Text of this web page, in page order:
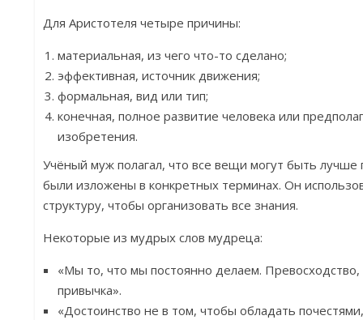
Для Аристотеля четыре причины:
материальная, из чего что-то сделано;
эффективная, источник движения;
формальная, вид или тип;
конечная, полное развитие человека или
изобретения.
Учёный муж полагал, что все вещи могут быть лучше
были изложены в конкретных терминах. Он
структуру, чтобы организовать все знания.
Некоторые из мудрых слов мудреца:
«Мы то, что мы постоянно делаем. Превосходство,
привычка».
«Достоинство не в том, чтобы обладать